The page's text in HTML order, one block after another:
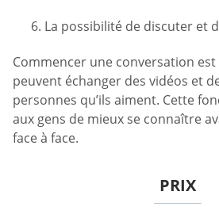
La possibilité de discuter et
Commencer une conversation est
peuvent échanger des vidéos et
personnes qu’ils aiment. Cette
aux gens de mieux se connaître
face à face.
PRIX